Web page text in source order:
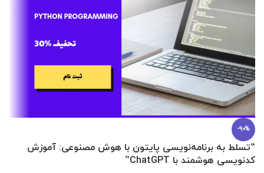
-90%
“تسلط به برنامه‌نویسی پایتون با هوش مصنوعی: آموزش
کدنویسی هوشمند با ChatGPT”